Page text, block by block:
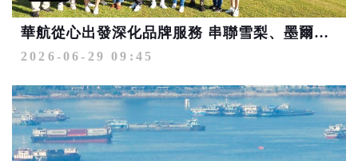
華航從心出發深化品牌服務 串聯雪梨、墨爾本、布里斯本3大澳洲航點優勢 掌握大洋洲市場上揚趨勢搶占商機
2026-06-29 09:45